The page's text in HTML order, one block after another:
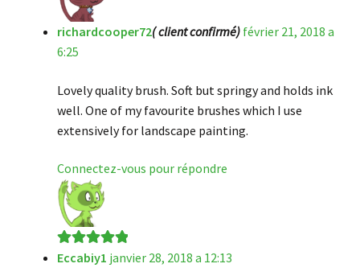
richardcooper72( client confirmé) février 21, 2018 a
6:25
Lovely quality brush. Soft but springy and holds ink
well. One of my favourite brushes which I use
extensively for landscape painting.
Connectez-vous pour répondre
Note5sur 5
Eccabiy1 janvier 28, 2018 a 12:13